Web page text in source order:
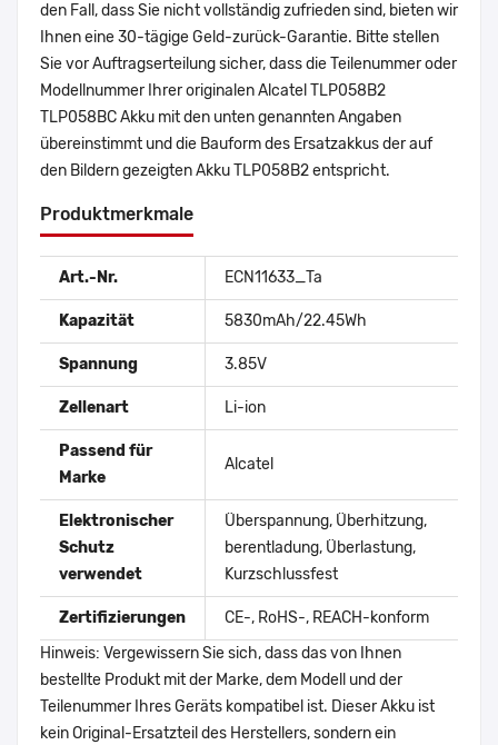
den Fall, dass Sie nicht vollständig zufrieden sind, bieten wir
Ihnen eine 30-tägige Geld-zurück-Garantie. Bitte stellen
Sie vor Auftragserteilung sicher, dass die Teilenummer oder
Modellnummer Ihrer originalen Alcatel TLP058B2
TLP058BC Akku mit den unten genannten Angaben
übereinstimmt und die Bauform des Ersatzakkus der auf
den Bildern gezeigten Akku TLP058B2 entspricht.
Produktmerkmale
Art.-Nr. ECN11633_Ta
Kapazität 5830mAh/22.45Wh
Spannung 3.85V
Zellenart Li-ion
Passend für
Marke
Alcatel
Elektronischer
Schutz
verwendet
Überspannung, Überhitzung,
berentladung, Überlastung,
Kurzschlussfest
Zertifizierungen
CE-, RoHS-, REACH-konform
Hinweis: Vergewissern Sie sich, dass das von Ihnen
bestellte Produkt mit der Marke, dem Modell und der
Teilenummer Ihres Geräts kompatibel ist. Dieser Akku ist
kein Original-Ersatzteil des Herstellers, sondern ein